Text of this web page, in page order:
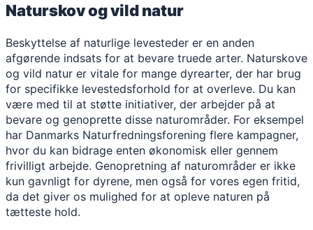
Naturskov og vild natur
Beskyttelse af naturlige levesteder er en anden
afgørende indsats for at bevare truede arter. Naturskove
og vild natur er vitale for mange dyrearter, der har brug
for specifikke levestedsforhold for at overleve. Du kan
være med til at støtte initiativer, der arbejder på at
bevare og genoprette disse naturområder. For eksempel
har Danmarks Naturfredningsforening flere kampagner,
hvor du kan bidrage enten økonomisk eller gennem
frivilligt arbejde. Genopretning af naturområder er ikke
kun gavnligt for dyrene, men også for vores egen fritid,
da det giver os mulighed for at opleve naturen på
tætteste hold.